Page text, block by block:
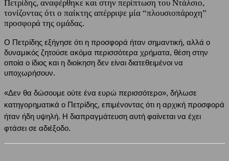
Πετρίδης, αναφέρθηκε και στην περίπτωση του Ντάλσιο,
τονίζοντας ότι ο παίκτης απέρριψε μία “πλουσιοπάροχη”
προσφορά της ομάδας.
Ο Πετρίδης εξήγησε ότι η προσφορά ήταν σημαντική, αλλά ο
δυναμικός ζητούσε ακόμα περισσότερα χρήματα, θέση στην
οποία ο ίδιος και η διοίκηση δεν είναι διατεθειμένοι να
υποχωρήσουν.
«Δεν θα δώσουμε ούτε ένα ευρώ περισσότερο», δήλωσε
κατηγορηματικά ο Πετρίδης, επιμένοντας ότι η αρχική προσφορά
ήταν ήδη υψηλή. Η διαπραγμάτευση αυτή φαίνεται να έχει
φτάσει σε αδιέξοδο.